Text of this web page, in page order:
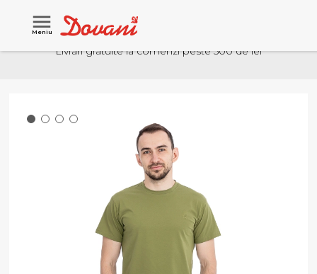
Meniu
Livrari gratuite la comenzi peste 500 de lei